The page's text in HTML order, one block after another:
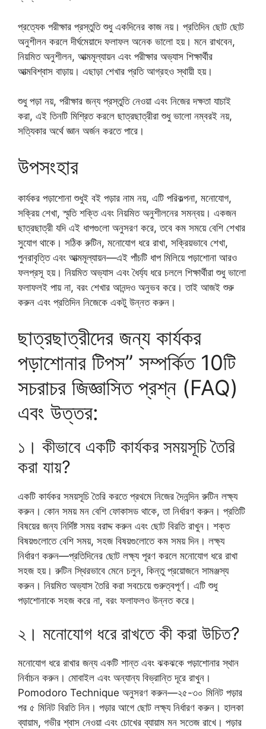
প্রত্যেক পরীক্ষার প্রস্তুতি শুধু একদিনের কাজ নয়। প্রতিদিন ছোট ছোট
অনুশীলন করলে দীর্ঘমেয়াদে ফলাফল অনেক ভালো হয়। মনে রাখবেন,
নিয়মিত অনুশীলন, আত্মমূল্যায়ন এবং পরীক্ষার অভ্যাস শিক্ষার্থীর
আত্মবিশ্বাস বাড়ায়। এছাড়া শেখার প্রতি আগ্রহও স্থায়ী হয়।
শুধু পড়া নয়, পরীক্ষার জন্য প্রস্তুতি নেওয়া এবং নিজের দক্ষতা যাচাই
করা, এই তিনটি মিশ্রিত করলে ছাত্রছাত্রীরা শুধু ভালো নম্বরই নয়,
সত্যিকার অর্থে জ্ঞান অর্জন করতে পারে।
উপসংহার
কার্যকর পড়াশোনা শুধুই বই পড়ার নাম নয়, এটি পরিকল্পনা, মনোযোগ,
সক্রিয় শেখা, স্মৃতি শক্তি এবং নিয়মিত অনুশীলনের সমন্বয়। একজন
ছাত্রছাত্রী যদি এই ধাপগুলো অনুসরণ করে, তবে কম সময়ে বেশি শেখার
সুযোগ থাকে। সঠিক রুটিন, মনোযোগ ধরে রাখা, সক্রিয়ভাবে শেখা,
পুনরাবৃত্তি এবং আত্মমূল্যায়ন—এই পাঁচটি ধাপ মিলিয়ে পড়াশোনা আরও
ফলপ্রসূ হয়। নিয়মিত অভ্যাস এবং ধৈর্য্য ধরে চললে শিক্ষার্থীরা শুধু ভালো
ফলাফলই পায় না, বরং শেখার আনন্দও অনুভব করে। তাই আজই শুরু
করুন এবং প্রতিদিন নিজেকে একটু উন্নত করুন।
ছাত্রছাত্রীদের জন্য কার্যকর
পড়াশোনার টিপস” সম্পর্কিত 10টি
সচরাচর জিজ্ঞাসিত প্রশ্ন (FAQ)
এবং উত্তর:
১। কীভাবে একটি কার্যকর সময়সূচি তৈরি
করা যায়?
একটি কার্যকর সময়সূচি তৈরি করতে প্রথমে নিজের দৈনন্দিন রুটিন লক্ষ্য
করুন। কোন সময় মন বেশি ফোকাসড থাকে, তা নির্ধারণ করুন। প্রতিটি
বিষয়ের জন্য নির্দিষ্ট সময় বরাদ্দ করুন এবং ছোট বিরতি রাখুন। শক্ত
বিষয়গুলোতে বেশি সময়, সহজ বিষয়গুলোতে কম সময় দিন। লক্ষ্য
নির্ধারণ করুন—প্রতিদিনের ছোট লক্ষ্য পূরণ করলে মনোযোগ ধরে রাখা
সহজ হয়। রুটিন স্থিরভাবে মেনে চলুন, কিন্তু প্রয়োজনে সামঞ্জস্য
করুন। নিয়মিত অভ্যাস তৈরি করা সবচেয়ে গুরুত্বপূর্ণ। এটি শুধু
পড়াশোনাকে সহজ করে না, বরং ফলাফলও উন্নত করে।
২। মনোযোগ ধরে রাখতে কী করা উচিত?
মনোযোগ ধরে রাখার জন্য একটি শান্ত এবং ঝকঝকে পড়াশোনার স্থান
নির্বাচন করুন। মোবাইল এবং অন্যান্য বিভ্রান্তি দূরে রাখুন।
Pomodoro Technique অনুসরণ করুন—২৫-৩০ মিনিট পড়ার
পর ৫ মিনিট বিরতি নিন। পড়ার আগে ছোট লক্ষ্য নির্ধারণ করুন। হালকা
ব্যায়াম, গভীর শ্বাস নেওয়া এবং চোখের ব্যায়াম মন সতেজ রাখে। পড়ার